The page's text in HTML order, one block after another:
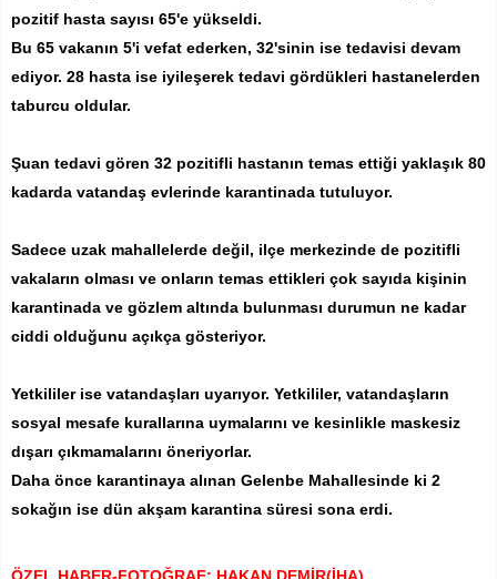
pozitif hasta sayısı 65'e yükseldi.
Bu 65 vakanın 5'i vefat ederken, 32'sinin ise tedavisi devam
ediyor. 28 hasta ise iyileşerek tedavi gördükleri hastanelerden
taburcu oldular.
Şuan tedavi gören 32 pozitifli hastanın temas ettiği yaklaşık 80
kadarda vatandaş evlerinde karantinada tutuluyor.
Sadece uzak mahallelerde değil, ilçe merkezinde de pozitifli
vakaların olması ve onların temas ettikleri çok sayıda kişinin
karantinada ve gözlem altında bulunması durumun ne kadar
ciddi olduğunu açıkça gösteriyor.
Yetkililer ise vatandaşları uyarıyor. Yetkililer, vatandaşların
sosyal mesafe kurallarına uymalarını ve kesinlikle maskesiz
dışarı çıkmamalarını öneriyorlar.
Daha önce karantinaya alınan Gelenbe Mahallesinde ki 2
sokağın ise dün akşam karantina süresi sona erdi.
ÖZEL HABER-FOTOĞRAF: HAKAN DEMİR(İHA)